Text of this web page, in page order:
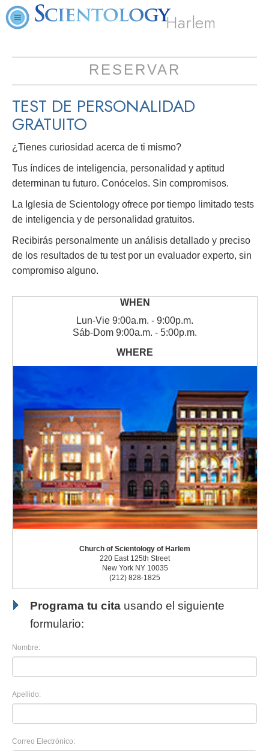
Harlem
RESERVAR
TEST DE PERSONALIDAD
GRATUITO
¿Tienes curiosidad acerca de ti mismo?
Tus índices de inteligencia, personalidad y aptitud
determinan tu futuro. Conócelos. Sin compromisos.
La Iglesia de Scientology ofrece por tiempo limitado tests
de inteligencia y de personalidad gratuitos.
Recibirás personalmente un análisis detallado y preciso
de los resultados de tu test por un evaluador experto, sin
compromiso alguno.
Lun-Vie 9:00a.m. - 9:00p.m.
Sáb-Dom 9:00a.m. - 5:00p.m.
Church of Scientology of Harlem
220 East 125th Street
New York NY 10035
(212) 828-1825
Programa tu cita usando el siguiente
formulario:
Nombre:
Apellido:
Correo Electrónico: